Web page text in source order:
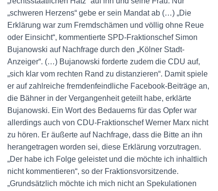
„schweren Herzens“ gebe er sein Mandat ab (…) „Die
Erklärung war zum Fremdschämen und völlig ohne Reue
oder Einsicht“, kommentierte SPD-Fraktionschef Simon
Bujanowski auf Nachfrage durch den „Kölner Stadt-
Anzeiger“. (…) Bujanowski forderte zudem die CDU auf,
„sich klar vom rechten Rand zu distanzieren“. Damit spiele
er auf zahlreiche fremdenfeindliche Facebook-Beiträge an,
die Bähner in der Vergangenheit geteilt habe, erklärte
Bujanowski. Ein Wort des Bedauerns für das Opfer war
allerdings auch von CDU-Fraktionschef Werner Marx nicht
zu hören. Er äußerte auf Nachfrage, dass die Bitte an ihn
herangetragen worden sei, diese Erklärung vorzutragen.
„Der habe ich Folge geleistet und die möchte ich inhaltlich
nicht kommentieren“, so der Fraktionsvorsitzende.
„Grundsätzlich möchte ich mich nicht an Spekulationen